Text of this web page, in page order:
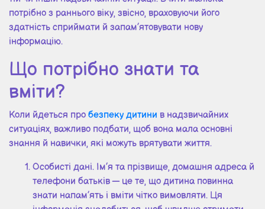
потрібно з раннього віку, звісно, враховуючи його
здатність сприймати й запам’ятовувати нову
інформацію.
Що потрібно знати та
вміти?
Коли йдеться про безпеку дитини в надзвичайних
ситуаціях, важливо подбати, щоб вона мала основні
знання й навички, які можуть врятувати життя.
Особисті дані. Ім’я та прізвище, домашня адреса й
телефони батьків — це те, що дитина повинна
знати напам’ять і вміти чітко вимовляти. Ця